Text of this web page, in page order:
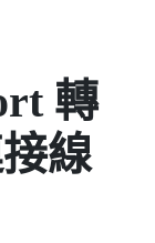
轉
線